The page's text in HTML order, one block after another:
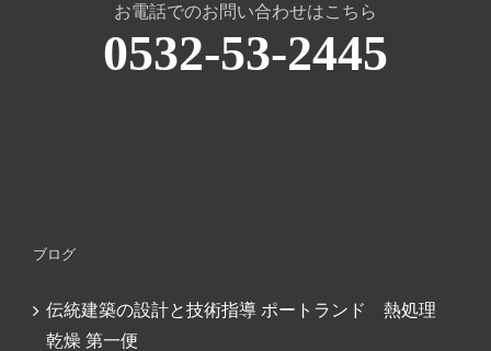
お電話でのお問い合わせはこちら
0532-53-2445
ブログ
伝統建築の設計と技術指導 ポートランド 熱処理
乾燥 第一便